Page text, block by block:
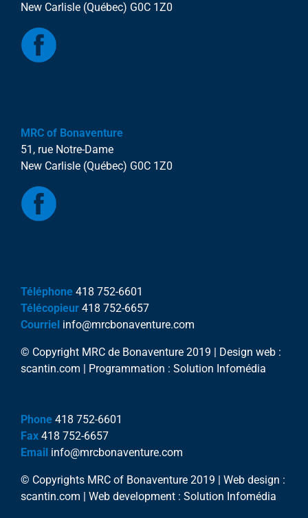
New Carlisle (Québec) G0C 1Z0
MRC of Bonaventure
51, rue Notre-Dame
New Carlisle (Québec) G0C 1Z0
Téléphone 418 752-6601
Télécopieur 418 752-6657
Courriel info@mrcbonaventure.com
© Copyright MRC de Bonaventure 2019 | Design web :
scantin.com | Programmation : Solution Infomédia
Phone 418 752-6601
Fax 418 752-6657
Email info@mrcbonaventure.com
© Copyrights MRC of Bonaventure 2019 | Web design :
scantin.com | Web development : Solution Infomédia